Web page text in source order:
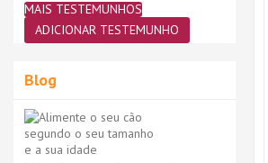
MAIS TESTEMUNHOS
ADICIONAR TESTEMUNHO
Blog